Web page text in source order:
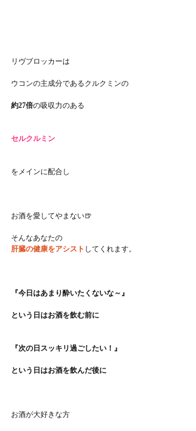
リヴブロッカーは
ウコンの主成分であるクルクミンの
約27倍の吸収力のある
セルクルミン
をメインに配合し
お酒を愛してやまない🍺
そんなあなたの
肝臓の健康をアシスト してくれます。
『今日はあまり酔いたくないな～』
という日はお酒を飲む前に
『次の日スッキリ過ごしたい！』
という日はお酒を飲んだ後に
お酒が大好きな方